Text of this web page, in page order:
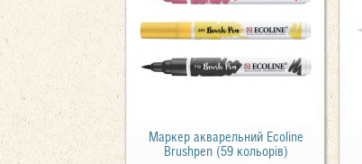
Маркер акварельний Ecoline
Brushpen (59 кольорів)